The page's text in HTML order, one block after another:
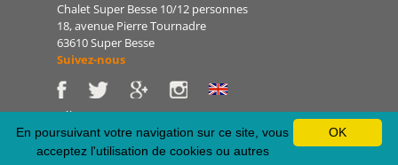
Chalet Super Besse 10/12 personnes
18, avenue Pierre Tournadre
63610 Super Besse
Suivez-nous
Tél : 06 86 75 47 66
E-mail : patrice@lanorak.com
Site : www.lanorak.com
OK
En poursuivant votre navigation sur ce site, vous
acceptez l'utilisation de cookies ou autres